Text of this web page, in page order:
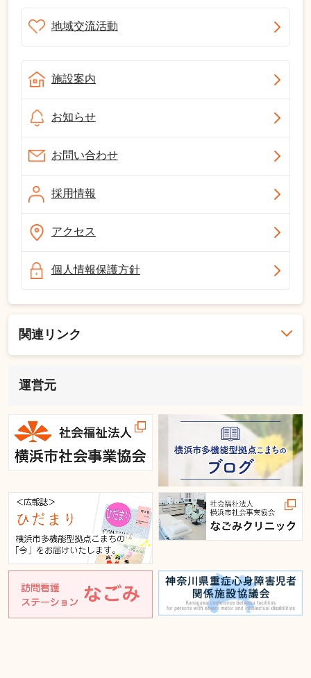
地域交流活動
施設案内
お知らせ
お問い合わせ
採用情報
アクセス
個人情報保護方針
関連リンク
運営元